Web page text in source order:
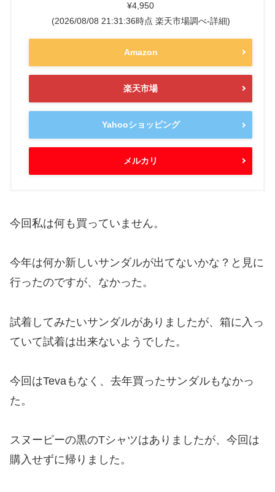
¥4,950
(2026/08/08 21:31:36時点 楽天市場調べ-詳細)
Amazon
楽天市場
Yahooショッピング
メルカリ
今回私は何も買っていません。
今年は何か新しいサンダルが出てないかな？と見に
行ったのですが、なかった。
試着してみたいサンダルがありましたが、箱に入っ
ていて試着は出来ないようでした。
今回はTevaもなく、去年買ったサンダルもなかっ
た。
スヌーピーの黒のTシャツはありましたが、今回は
購入せずに帰りました。